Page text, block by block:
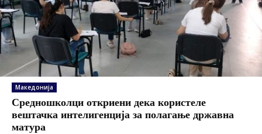
Македонија
Средношколци откриени дека користеле
вештачка интелигенција за полагање државна
матура